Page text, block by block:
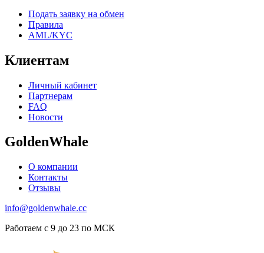
Подать заявку на обмен
Правила
AML/KYC
Клиентам
Личный кабинет
Партнерам
FAQ
Новости
GoldenWhale
О компании
Контакты
Отзывы
info@goldenwhale.cc
Работаем с 9 до 23 по МСК